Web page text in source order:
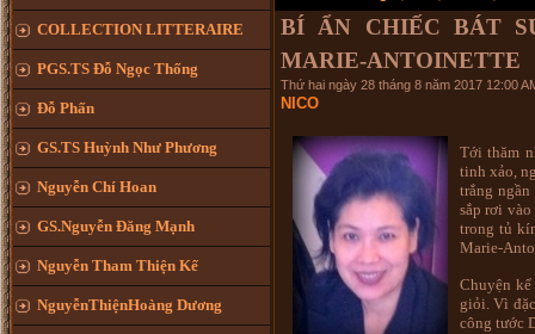
COLLECTION LITTERAIRE
PGS.TS Đỗ Ngọc Thống
Đỗ Phấn
GS.TS Huỳnh Như Phương
Nguyễn Chí Hoan
GS.Nguyễn Đăng Mạnh
Nguyễn Tham Thiện Kế
NguyễnThiệnHoàng Dương
BÍ ẨN CHIẾC BÁT
MARIE-ANTOINETTE
Thứ hai ngày 28 tháng 8 năm 2017 12:00
NICO
Tới thăm
tinh xảo,
trắng
sắp rơi
trong tủ
Marie-
Chuyện
giỏi. Vì
công tước